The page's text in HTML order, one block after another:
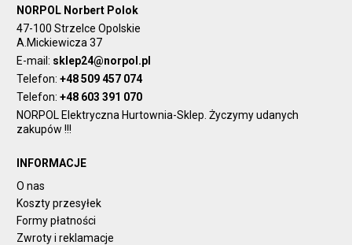
NORPOL Norbert Polok
47-100 Strzelce Opolskie
A.Mickiewicza 37
E-mail: sklep24@norpol.pl
Telefon:+48 509 457 074
Telefon:+48 603 391 070
NORPOL Elektryczna Hurtownia-Sklep. Życzymy udanych
zakupów !!!
INFORMACJE
O nas
Koszty przesyłek
Formy płatności
Zwroty i reklamacje